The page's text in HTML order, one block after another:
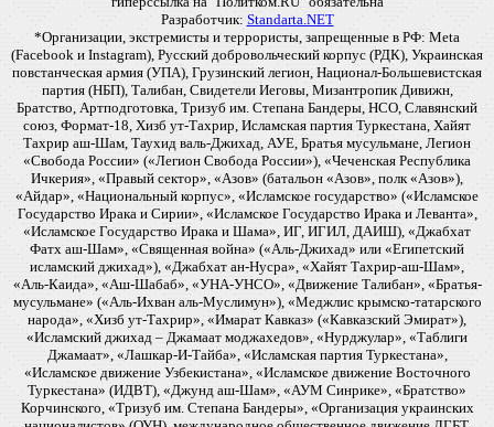
Разработчик: Standarta.NET
*Организации, экстремисты и террористы, запрещенные в РФ: Meta
(Facebook и Instagram), Русский добровольческий корпус (РДК), Украинская
повстанческая армия (УПА), Грузинский легион, Национал-Большевистская
партия (НБП), Талибан, Свидетели Иеговы, Мизантропик Дивижн,
Братство, Артподготовка, Тризуб им. Степана Бандеры, НСО, Славянский
союз, Формат-18, Хизб ут-Тахрир, Исламская партия Туркестана, Хайят
Тахрир аш-Шам, Таухид валь-Джихад, АУЕ, Братья мусульмане, Легион
«Свобода России» («Легион Свобода России»), «Чеченская Республика
Ичкерия», «Правый сектор», «Азов» (батальон «Азов», полк «Азов»),
«Айдар», «Национальный корпус», «Исламское государство» («Исламское
Государство Ирака и Сирии», «Исламское Государство Ирака и Леванта»,
«Исламское Государство Ирака и Шама», ИГ, ИГИЛ, ДАИШ), «Джабхат
Фатх аш-Шам», «Священная война» («Аль-Джихад» или «Египетский
исламский джихад»), «Джабхат ан-Нусра», «Хайят Тахрир-аш-Шам»,
«Аль-Каида», «Аш-Шабаб», «УНА-УНСО», «Движение Талибан», «Братья-
мусульмане» («Аль-Ихван аль-Муслимун»), «Меджлис крымско-татарского
народа», «Хизб ут-Тахрир», «Имарат Кавказ» («Кавказский Эмират»),
«Исламский джихад – Джамаат моджахедов», «Нурджулар», «Таблиги
Джамаат», «Лашкар-И-Тайба», «Исламская партия Туркестана»,
«Исламское движение Узбекистана», «Исламское движение Восточного
Туркестана» (ИДВТ), «Джунд аш-Шам», «АУМ Синрике», «Братство»
Корчинского, «Тризуб им. Степана Бандеры», «Организация украинских